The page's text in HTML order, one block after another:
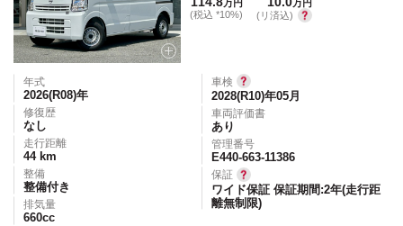
万円
(税込 *10%)
万円
(リ済込)
年式
2026(R08)年
修復歴
なし
走行距離
44 km
整備
整備付き
排気量
660cc
車検
2028(R10)年05月
車両評価書
あり
管理番号
E440-663-11386
保証
ワイド保証 保証期間:2年(走行距
離無制限)